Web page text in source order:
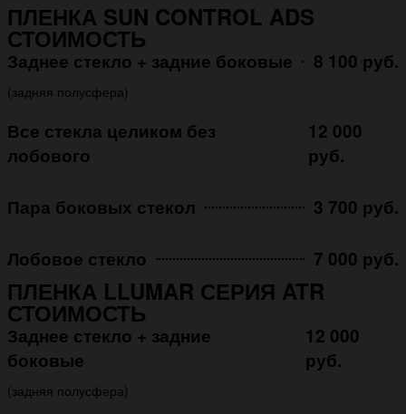
ПЛЕНКА SUN CONTROL ADS
СТОИМОСТЬ
Заднее стекло + задние боковые 8 100 руб.
(задняя полусфера)
Все стекла целиком без
лобового
12 000
руб.
Пара боковых стекол 3 700 руб.
Лобовое стекло 7 000 руб.
ПЛЕНКА LLUMAR СЕРИЯ ATR
СТОИМОСТЬ
Заднее стекло + задние
боковые
12 000
руб.
(задняя полусфера)